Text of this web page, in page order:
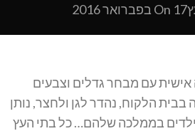
On 17 בפברואר 2016
עם מבחר גדלים וצבעים
בבית הלקוח, נהדר לגן ולחצר, נותן
בממלכה שלהם… כל בתי העץ